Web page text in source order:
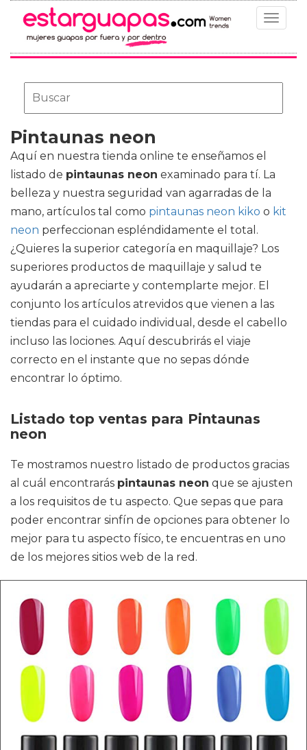
Toggle
Pintaunas neon
Aquí en nuestra tienda online te enseñamos el
listado de pintaunas neon examinado para tí. La
belleza y nuestra seguridad van agarradas de la
mano, artículos tal como pintaunas neon kiko o kit
neon perfeccionan espléndidamente el total.
¿Quieres la superior categoría en maquillaje? Los
superiores productos de maquillaje y salud te
ayudarán a apreciarte y contemplarte mejor. El
conjunto los artículos atrevidos que vienen a las
tiendas para el cuidado individual, desde el cabello
incluso las lociones. Aquí descubrirás el viaje
correcto en el instante que no sepas dónde
encontrar lo óptimo.
Listado top ventas para Pintaunas
neon
Te mostramos nuestro listado de productos gracias
al cuál encontrarás pintaunas neon que se ajusten
a los requisitos de tu aspecto. Que sepas que para
poder encontrar sinfín de opciones para obtener lo
mejor para tu aspecto físico, te encuentras en uno
de los mejores sitios web de la red.